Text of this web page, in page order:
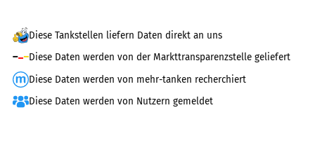
Diese Tankstellen liefern Daten direkt an uns
Diese Daten werden von der Markttransparenzstelle geliefert
Diese Daten werden von mehr-tanken recherchiert
Diese Daten werden von Nutzern gemeldet